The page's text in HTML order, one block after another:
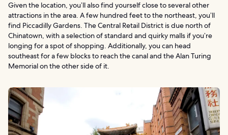
Given the location, you’ll also find yourself close to several other
attractions in the area. A few hundred feet to the northeast, you’ll
find Piccadilly Gardens. The Central Retail District is due north of
Chinatown, with a selection of standard and quirky malls if you’re
longing for a spot of shopping. Additionally, you can head
southeast for a few blocks to reach the canal and the Alan Turing
Memorial on the other side of it.